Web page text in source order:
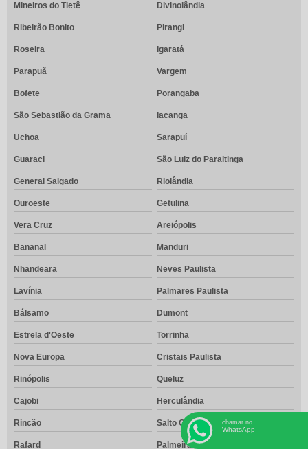
Mineiros do Tietê Divinolândia
Ribeirão Bonito Pirangi
Roseira Igaratá
Parapuã Vargem
Bofete Porangaba
São Sebastião da Grama Iacanga
Uchoa Sarapuí
Guaraci São Luiz do Paraitinga
General Salgado Riolândia
Ouroeste Getulina
Vera Cruz Areiópolis
Bananal Manduri
Nhandeara Neves Paulista
Lavínia Palmares Paulista
Bálsamo Dumont
Estrela d'Oeste Torrinha
Nova Europa Cristais Paulista
Rinópolis Queluz
Cajobi Herculândia
Rincão Salto Grande
Rafard Palmeira d'Oeste
chamar no
WhatsApp